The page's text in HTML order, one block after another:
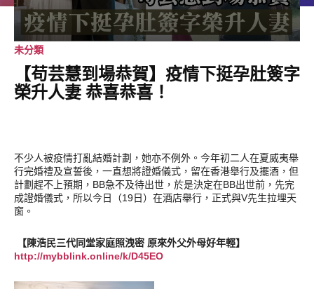
未分類
【苟芸慧到場恭賀】疫情下挺孕肚簽字
榮升人妻 恭喜恭喜！
不少人被疫情打亂結婚計劃，她亦不例外。今年初二人在夏威夷舉
行完婚禮及宣誓後，一直想將證婚儀式，留在香港舉行及擺酒，但
計劃趕不上預期，BB急不及待出世，於是決定在BB出世前，先完
成證婚儀式，所以今日（19日）在酒店舉行，正式與V先生拉埋天
窗。
【陳浩民三代同堂家庭照洩密 原來外父外母好年輕】
http://mybblink.online/k/D45EO